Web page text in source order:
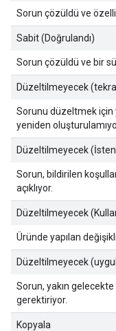
Sorun çözüldü ve
Sabit (Doğrulandı)
Sorun çözüldü ve bir
Düzeltilmeyecek
Sorunu düzeltmek için
yeniden
Düzeltilmeyecek
Sorun, bildirilen
açıklıyor.
Düzeltilmeyecek
Üründe yapılan
Düzeltilmeyecek
Sorun, yakın
gerektiriyor.
Kopyala